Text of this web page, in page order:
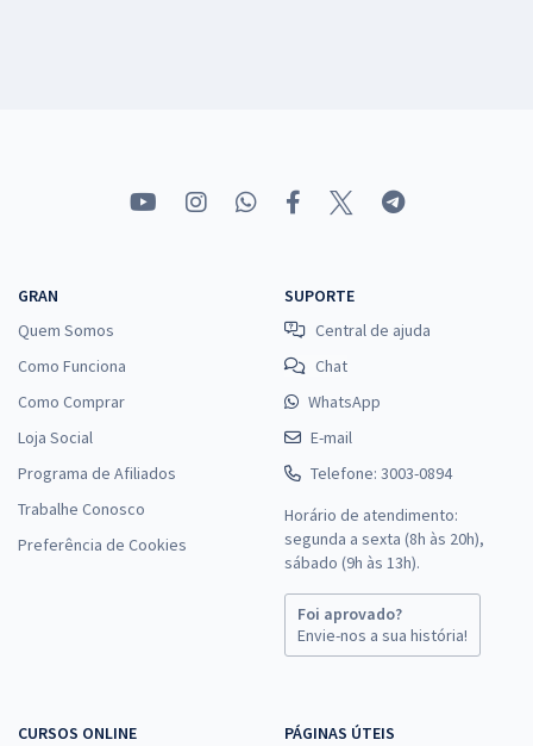
GRAN
Quem Somos
Como Funciona
Como Comprar
Loja Social
Programa de Afiliados
Trabalhe Conosco
Preferência de Cookies
SUPORTE
Central de ajuda
Chat
WhatsApp
E-mail
Telefone: 3003-0894
Horário de atendimento:
segunda a sexta (8h às 20h),
sábado (9h às 13h).
Foi aprovado?
Envie-nos a sua história!
CURSOS ONLINE PÁGINAS ÚTEIS